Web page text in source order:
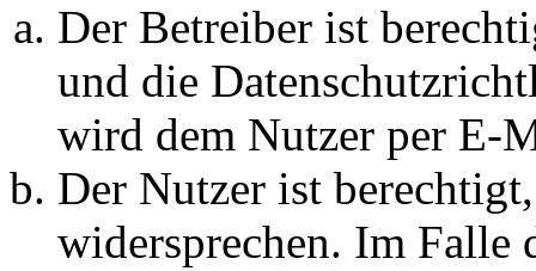
Der Betreiber ist
und die
wird dem Nutzer per E-
Der Nutzer ist
widersprechen. Im Falle